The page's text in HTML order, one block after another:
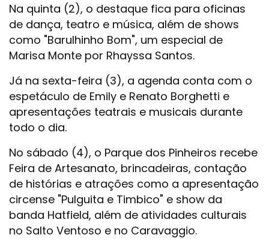
Na quinta (2), o destaque fica para oficinas
de dança, teatro e música, além de shows
como "Barulhinho Bom", um especial de
Marisa Monte por Rhayssa Santos.
Já na sexta-feira (3), a agenda conta com o
espetáculo de Emily e Renato Borghetti e
apresentações teatrais e musicais durante
todo o dia.
No sábado (4), o Parque dos Pinheiros recebe
Feira de Artesanato, brincadeiras, contação
de histórias e atrações como a apresentação
circense "Pulguita e Timbico" e show da
banda Hatfield, além de atividades culturais
no Salto Ventoso e no Caravaggio.